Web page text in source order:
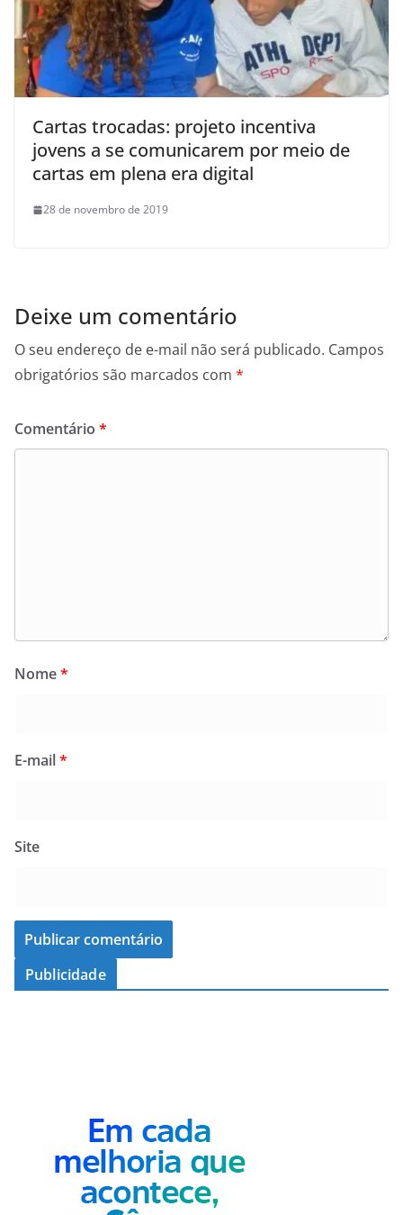
Cartas trocadas: projeto incentiva
jovens a se comunicarem por meio de
cartas em plena era digital
28 de novembro de 2019
Deixe um comentário
O seu endereço de e-mail não será publicado. Campos
obrigatórios são marcados com *
Comentário *
Nome*
E-mail*
Site
Publicidade